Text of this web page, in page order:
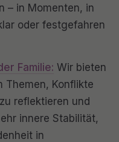
– in Momenten, in
oder festgefahren
Familie: Wir bieten
Themen, Konflikte
reflektieren und
innere Stabilität,
in